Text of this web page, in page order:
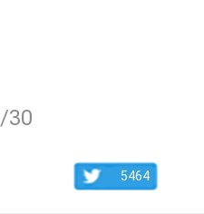
30
5464